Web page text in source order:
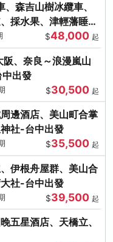
森吉山樹冰纜車、
採水果、津輕藩睡魔
$48,000 起
阪、奈良～浪漫嵐山
出發
$30,500 起
邊酒店、美山町合掌
社-台中出發
$35,500 起
伊根舟屋群、美山合
社-台中出發
$39,500 起
五星酒店、天橋立、